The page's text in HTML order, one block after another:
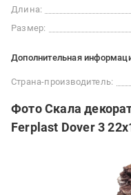
Длина:
Размер:
Дополнительная
Страна-производитель:
Фото Скала
Ferplast Dover 3